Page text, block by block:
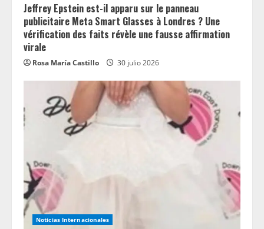
Jeffrey Epstein est-il apparu sur le panneau
publicitaire Meta Smart Glasses à Londres ? Une
vérification des faits révèle une fausse affirmation
virale
Rosa María Castillo 30 julio 2026
Noticias Internacionales